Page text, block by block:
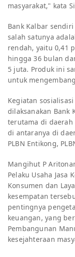
masyarakat," kata
Bank Kalbar
salah satunya
rendah, yaitu 0,41
hingga 36 bulan
5 juta. Produk ini
untuk
Kegiatan
dilaksanakan Bank
terutama di daerah
di antaranya di
PLBN Entikong,
Mangihut P
Pelaku Usaha Jasa
Konsumen dan
kesempatan
pentingnya
keuangan, yang
Pembangunan
kesejahteraan